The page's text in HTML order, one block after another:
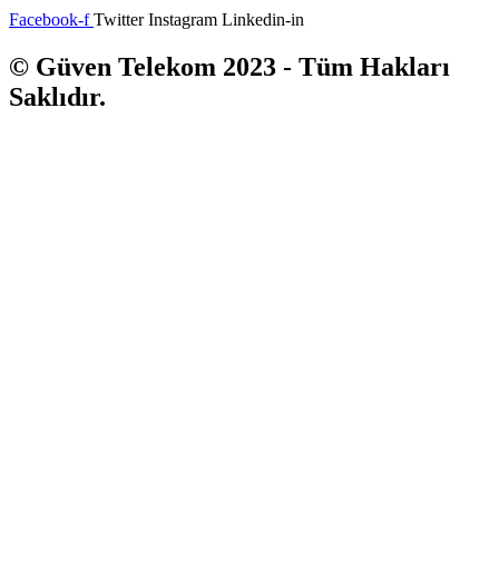
Facebook-f Twitter Instagram Linkedin-in
© Güven Telekom 2023 - Tüm Hakları
Saklıdır.